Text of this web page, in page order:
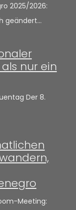
2025/2026:
geändert…
nur ein
Der 8.
Meeting: